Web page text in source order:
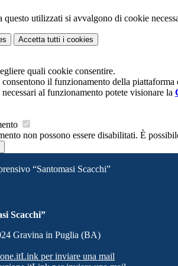
questo utilizzati si avvalgono di cookie
Accetta tutti i cookies
quali cookie consentire.
il funzionamento della
al funzionamento potete visionare la
non possono essere disabilitati. È
“Santomasi Scacchi”
Scacchi”
Gravina in Puglia (BA)
Link per inviare una mail